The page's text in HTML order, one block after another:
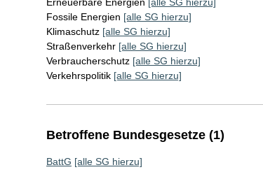
Fossile Energien [alle SG hierzu]
Klimaschutz [alle SG hierzu]
Straßenverkehr [alle SG hierzu]
Verbraucherschutz [alle SG hierzu]
Verkehrspolitik [alle SG hierzu]
Betroffene Bundesgesetze (1)
BattG [alle SG hierzu]